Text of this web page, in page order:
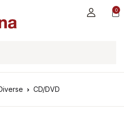
0
CD/DVD